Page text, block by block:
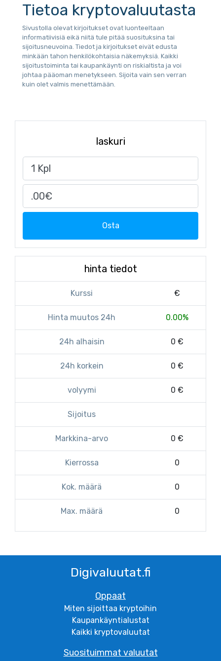
Tietoa kryptovaluutasta
Sivustolla olevat kirjoitukset ovat luonteeltaan
informatiivisiä eikä niitä tule pitää suosituksina tai
sijoitusneuvoina. Tiedot ja kirjoitukset eivät edusta
minkään tahon henkilökohtaisia näkemyksiä. Kaikki
sijoitustoiminta tai kaupankäynti on riskialtista ja voi
johtaa pääoman menetykseen. Sijoita vain sen verran
kuin olet valmis menettämään.
laskuri
Osta
hinta tiedot
Kurssi €
Hinta muutos 24h 0.00%
24h alhaisin 0 €
24h korkein 0 €
volyymi 0 €
Sijoitus
Markkina-arvo 0 €
Kierrossa 0
Kok. määrä 0
Max. määrä 0
Digivaluutat.fi
Oppaat
Miten sijoittaa kryptoihin
Kaupankäyntialustat
Kaikki kryptovaluutat
Suosituimmat valuutat